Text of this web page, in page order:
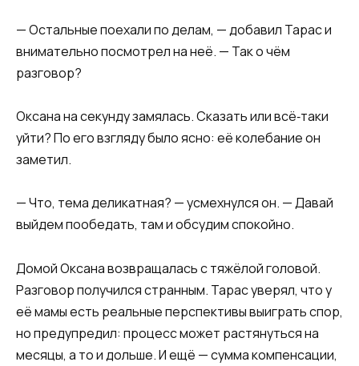
— Остальные поехали по делам, — добавил Тарас и
внимательно посмотрел на неё. — Так о чём
разговор?
Оксана на секунду замялась. Сказать или всё‑таки
уйти? По его взгляду было ясно: её колебание он
заметил.
— Что, тема деликатная? — усмехнулся он. — Давай
выйдем пообедать, там и обсудим спокойно.
Домой Оксана возвращалась с тяжёлой головой.
Разговор получился странным. Тарас уверял, что у
её мамы есть реальные перспективы выиграть спор,
но предупредил: процесс может растянуться на
месяцы, а то и дольше. И ещё — сумма компенсации,